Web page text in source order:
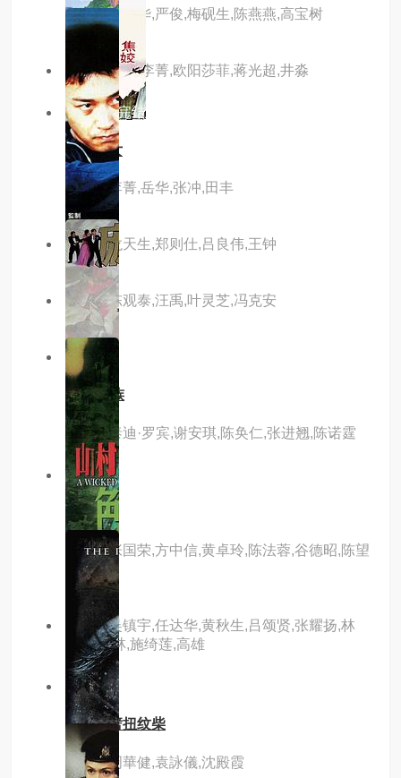
主演：李丽华,严俊,梅砚生,陈燕燕,高宝树
主演：凌波,李菁,欧阳莎菲,蒋光超,井淼
4.0分 已完结
冰天侠女
主演：李菁,岳华,张冲,田丰
主演：龙天生,郑则仕,吕良伟,王钟
主演：陈观泰,汪禹,叶灵芝,冯克安
8.0分
4拍4家族
主演：泰迪·罗宾,谢安琪,陈奂仁,张进翘,陈诺霆
8.0分 hd
枪王
主演：张国荣,方中信,黄卓玲,陈法蓉,谷德昭,陈望
华
主演：吴镇宇,任达华,黄秋生,吕颂贤,张耀扬,林
雪,王天林,施绮莲,高雄
8.0分 hd
横纹刀劈扭纹柴
主演：周華健,袁詠儀,沈殿霞